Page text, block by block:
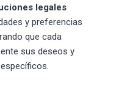
legales
y preferencias
que cada
sus deseos y